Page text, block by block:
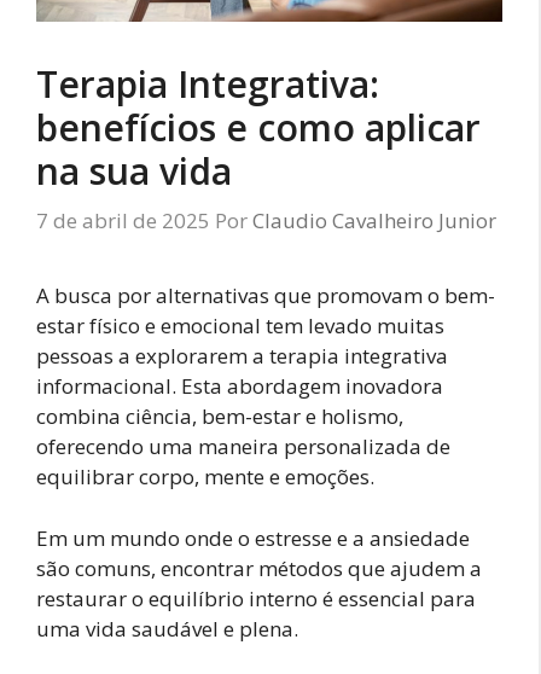
Terapia Integrativa:
benefícios e como aplicar
na sua vida
7 de abril de 2025 PorClaudio Cavalheiro Junior
A busca por alternativas que promovam o bem-
estar físico e emocional tem levado muitas
pessoas a explorarem a terapia integrativa
informacional. Esta abordagem inovadora
combina ciência, bem-estar e holismo,
oferecendo uma maneira personalizada de
equilibrar corpo, mente e emoções.
Em um mundo onde o estresse e a ansiedade
são comuns, encontrar métodos que ajudem a
restaurar o equilíbrio interno é essencial para
uma vida saudável e plena.